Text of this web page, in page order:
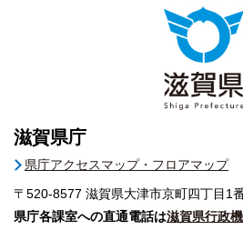
滋賀県庁
県庁アクセスマップ・フロアマップ
〒520-8577 滋賀県大津市京町四丁目1
県庁各課室への直通電話は滋賀県行政